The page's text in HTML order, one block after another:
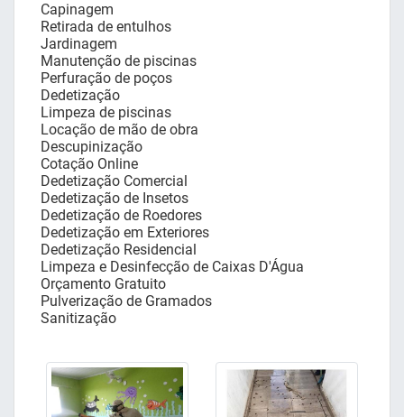
Capinagem
Retirada de entulhos
Jardinagem
Manutenção de piscinas
Perfuração de poços
Dedetização
Limpeza de piscinas
Locação de mão de obra
Descupinização
Cotação Online
Dedetização Comercial
Dedetização de Insetos
Dedetização de Roedores
Dedetização em Exteriores
Dedetização Residencial
Limpeza e Desinfecção de Caixas D'Água
Orçamento Gratuito
Pulverização de Gramados
Sanitização